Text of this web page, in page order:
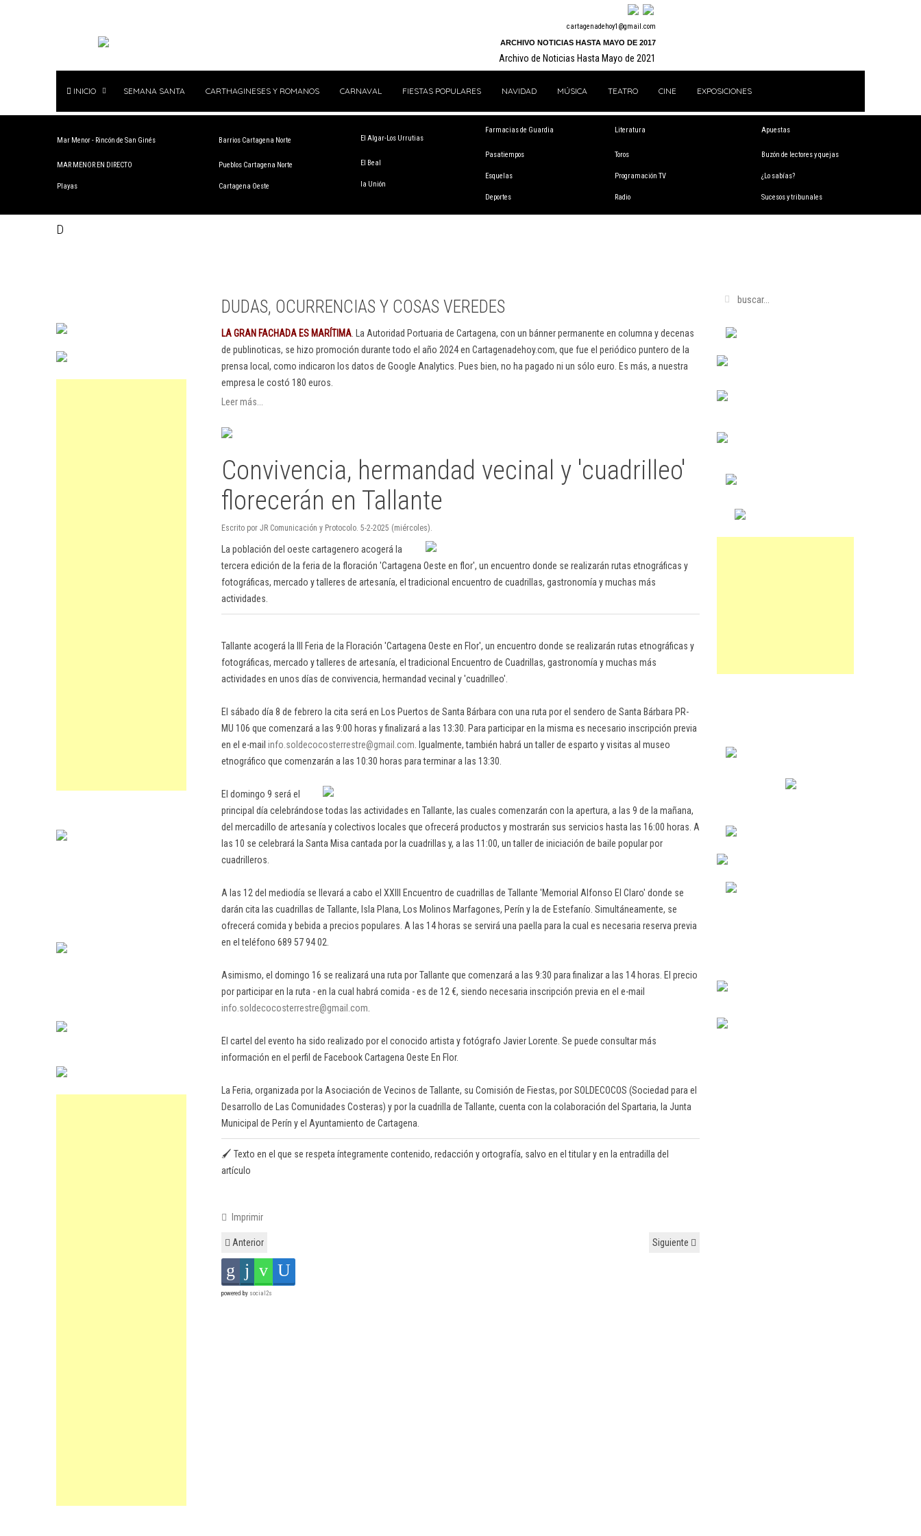
cartagenadehoy1@gmail.com
ARCHIVO NOTICIAS HASTA MAYO DE 2017
Archivo de Noticias Hasta Mayo de 2021
INICIO SEMANA SANTA CARTHAGINESES Y ROMANOS CARNAVAL FIESTAS POPULARES NAVIDAD MÚSICA TEATRO CINE EXPOSICIONES
Mar Menor - Rincón de San Ginés
MAR MENOR EN DIRECTO
Playas
Barrios Cartagena Norte
Pueblos Cartagena Norte
Cartagena Oeste
El Algar-Los Urrutias
El Beal
la Unión
Farmacias de Guardia
Pasatiempos
Esquelas
Deportes
Literatura
Toros
Programación TV
Radio
Apuestas
Buzón de lectores y quejas
¿Lo sabías?
Sucesos y tribunales
D
DUDAS, OCURRENCIAS Y COSAS VEREDES
LA GRAN FACHADA ES MARÍTIMA . La Autoridad Portuaria de Cartagena, con un bánner permanente en columna y decenas
de publinoticas, se hizo promoción durante todo el año 2024 en Cartagenadehoy.com, que fue el periódico puntero de la
prensa local, como indicaron los datos de Google Analytics. Pues bien, no ha pagado ni un sólo euro. Es más, a nuestra
empresa le costó 180 euros.
Leer más...
Convivencia, hermandad vecinal y 'cuadrilleo'
florecerán en Tallante
Escrito por JR Comunicación y Protocolo. 5-2-2025 (miércoles).
La población del oeste cartagenero acogerá la
tercera edición de la feria de la floración 'Cartagena Oeste en flor', un encuentro donde se realizarán rutas etnográficas y
fotográficas, mercado y talleres de artesanía, el tradicional encuentro de cuadrillas, gastronomía y muchas más
actividades.
Tallante acogerá la III Feria de la Floración 'Cartagena Oeste en Flor', un encuentro donde se realizarán rutas etnográficas y
fotográficas, mercado y talleres de artesanía, el tradicional Encuentro de Cuadrillas, gastronomía y muchas más
actividades en unos días de convivencia, hermandad vecinal y 'cuadrilleo'.
El sábado día 8 de febrero la cita será en Los Puertos de Santa Bárbara con una ruta por el sendero de Santa Bárbara PR-
MU 106 que comenzará a las 9:00 horas y finalizará a las 13:30. Para participar en la misma es necesario inscripción previa
en el e-mail info.soldecocosterrestre@gmail.com . Igualmente, también habrá un taller de esparto y visitas al museo
etnográfico que comenzarán a las 10:30 horas para terminar a las 13:30.
El domingo 9 será el
principal día celebrándose todas las actividades en Tallante, las cuales comenzarán con la apertura, a las 9 de la mañana,
del mercadillo de artesanía y colectivos locales que ofrecerá productos y mostrarán sus servicios hasta las 16:00 horas. A
las 10 se celebrará la Santa Misa cantada por la cuadrillas y, a las 11:00, un taller de iniciación de baile popular por
cuadrilleros.
A las 12 del mediodía se llevará a cabo el XXIII Encuentro de cuadrillas de Tallante 'Memorial Alfonso El Claro' donde se
darán cita las cuadrillas de Tallante, Isla Plana, Los Molinos Marfagones, Perín y la de Estefanío. Simultáneamente, se
ofrecerá comida y bebida a precios populares. A las 14 horas se servirá una paella para la cual es necesaria reserva previa
en el teléfono 689 57 94 02.
Asimismo, el domingo 16 se realizará una ruta por Tallante que comenzará a las 9:30 para finalizar a las 14 horas. El precio
por participar en la ruta - en la cual habrá comida - es de 12 €, siendo necesaria inscripción previa en el e-mail
info.soldecocosterrestre@gmail.com
El cartel del evento ha sido realizado por el conocido artista y fotógrafo Javier Lorente. Se puede consultar más
información en el perfil de Facebook Cartagena Oeste En Flor.
La Feria, organizada por la Asociación de Vecinos de Tallante, su Comisión de Fiestas, por SOLDECOCOS (Sociedad para el
Desarrollo de Las Comunidades Costeras) y por la cuadrilla de Tallante, cuenta con la colaboración del Spartaria, la Junta
Municipal de Perín y el Ayuntamiento de Cartagena.
🖌️ Texto en el que se respeta íntegramente contenido, redacción y ortografía, salvo en el titular y en la entradilla del
artículo
Imprimir
Anterior Siguiente
powered by social2s